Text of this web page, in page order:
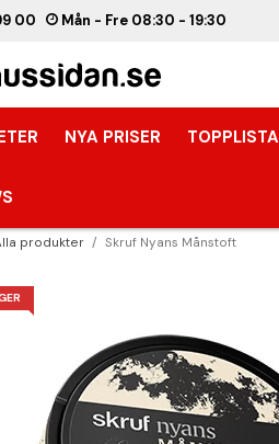
00 Mån - Fre 08:30 - 19:30
NYA PRISER TOPPLISTA
produkter / Skruf Nyans Månstoft